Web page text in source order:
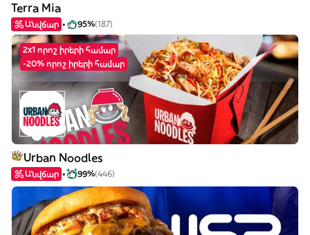
Terra Mia
Անվճար 95%(187)
2x1 որոշ իրերի համար
-20% որոշ իրերի համար
Urban Noodles
Անվճար 99%(446)